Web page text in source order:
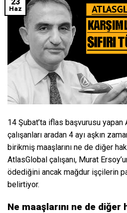
Haz
14 Şubat’ta iflas başvurusu yapan
çalışanları aradan 4 ayı aşkın
birikmiş maaşlarını ne de diğer
AtlasGlobal çalışanı, Murat
ödediğini ancak mağdur işçilerin
belirtiyor.
Ne maaşlarını ne de diğer